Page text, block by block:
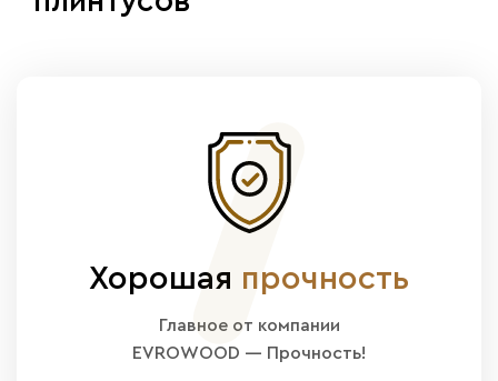
Хорошая прочность
Главное от компании
EVROWOOD — Прочность!